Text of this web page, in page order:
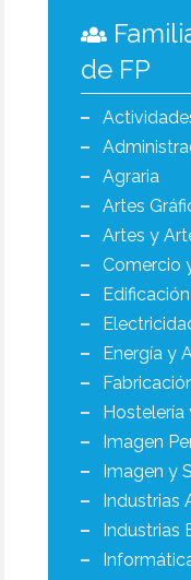
de FP
Agraria
Artes
Artes y
Comercio
Energía y
Hostelería
Imagen
Imagen y
Industrias
Industrias